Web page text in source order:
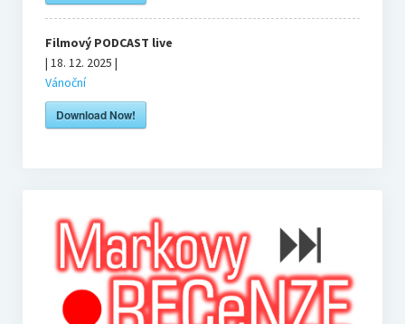
Co je to Podcast?
Kontakt
Filmový PODCAST live
| 18. 12. 2025 |
Vánoční
Download Now!